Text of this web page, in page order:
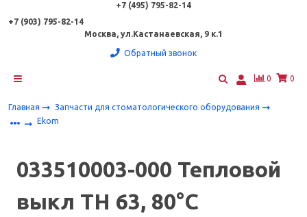
+7 (495) 795-82-14
+7 (903) 795-82-14
Москва, ул.Кастанаевская, 9 к.1
Обратный звонок
0 0
Главная
Запчасти для стоматологического оборудования
Ekom
033510003-000 Тепловой
выкл TH 63, 80°C